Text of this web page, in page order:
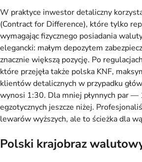
W praktyce inwestor detaliczny
(Contract for Difference), które tylko
wymagając fizycznego posiadania
elegancki: małym depozytem
znacznie większą pozycję. Po
które przejęła także polska KNF,
klientów detalicznych w przypadku
wynosi 1:30. Dla mniej płynnych par —
egzotycznych jeszcze niżej.
lewarów wyższych, ale to ścieżka dla
Polski krajobraz